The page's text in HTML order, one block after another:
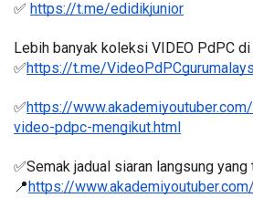
✅ https://t.me/edidikjunior
Lebih banyak koleksi VIDEO PdPC di
✅https://t.me/
✅https://
video-pdpc-mengikut.html
✅Semak jadual siaran langsung
📍https://